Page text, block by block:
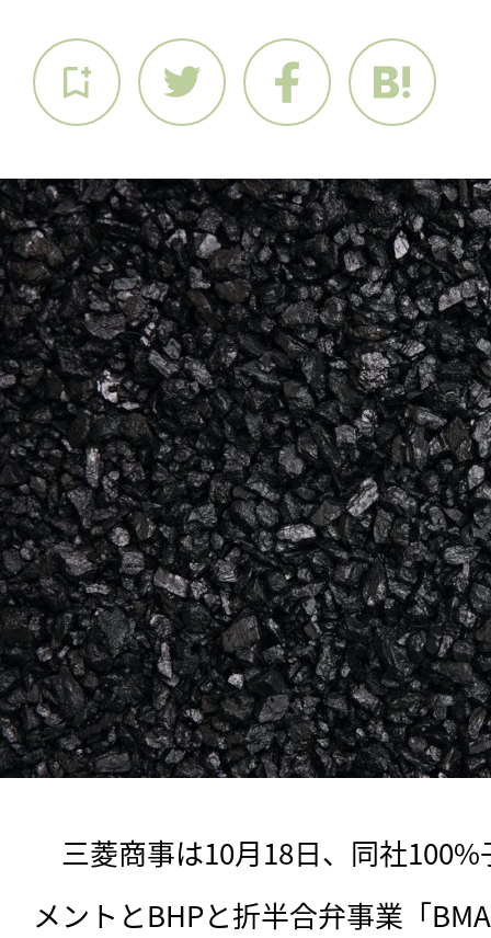
三菱商事は10月18日、同社
メントとBHPと折半合弁事業「